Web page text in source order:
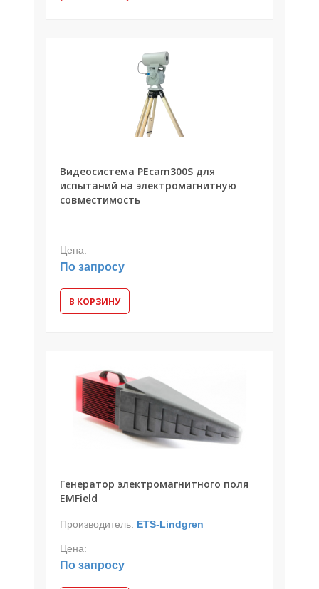
Видеосистема PEcam300S для
испытаний на электромагнитную
совместимость
Цена:
По запросу
В КОРЗИНУ
Генератор электромагнитного поля
EMField
Производитель: ETS-Lindgren
Цена:
По запросу